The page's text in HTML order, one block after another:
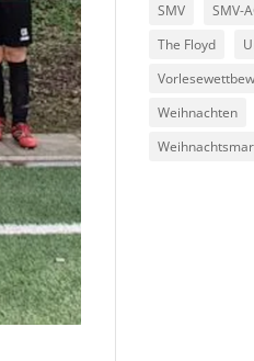
SMV
SMV-
The Floyd
Weihnachten